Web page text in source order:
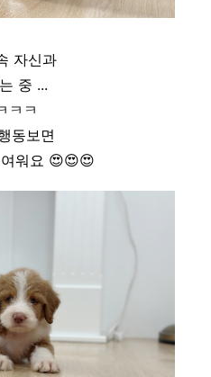
자신과
중 ...
ㅋㅋ
동보면
워요 😍😍😍